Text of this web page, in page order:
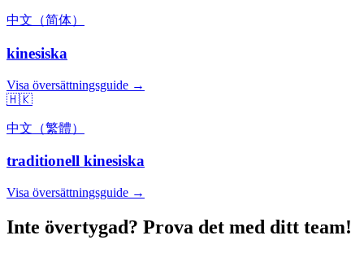
中文（简体）
kinesiska
Visa översättningsguide →
🇭🇰
中文（繁體）
traditionell kinesiska
Visa översättningsguide →
Inte övertygad? Prova det med ditt team!